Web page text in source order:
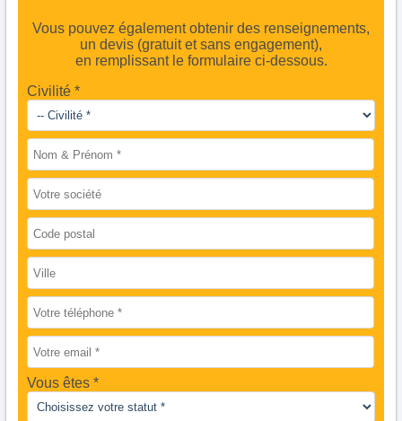
Vous pouvez également obtenir des renseignements,
un devis (gratuit et sans engagement),
en remplissant le formulaire ci-dessous.
Civilité *
Vous êtes